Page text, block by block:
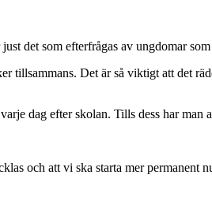
det som efterfrågas av ungdomar
tillsammans. Det är så viktigt att det
dag efter skolan. Tills dess har
och att vi ska starta mer permanent